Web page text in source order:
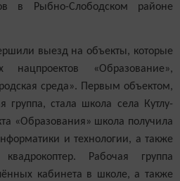
в Рыбно-Слободском районе
выезд на объекты, которые
«Образование»,
среда». Первым объектом,
группа, стала школа села Кутлу-
«Образования» школа получила
и технологии, а также
Рабочая группа
кабинета в школе, а также